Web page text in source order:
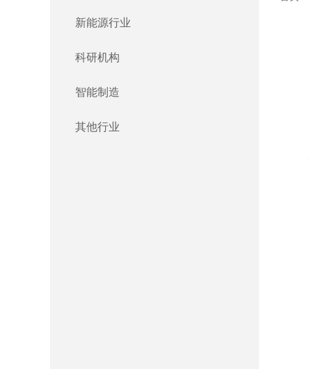
新能源行业
科研机构
智能制造
其他行业